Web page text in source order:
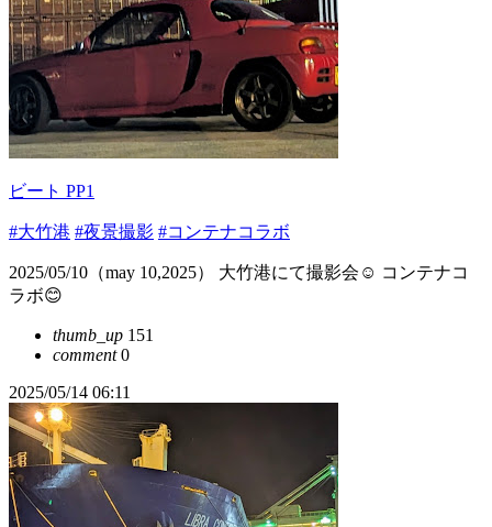
ビート PP1
#大竹港 #夜景撮影 #コンテナコラボ
2025/05/10（may 10,2025） 大竹港にて撮影会☺️ コンテナコ
ラボ😊
thumb_up 151
comment0
2025/05/14 06:11